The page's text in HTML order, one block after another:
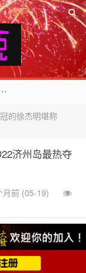
元现金和2张比赛门票
Bodog博狗投注最高送3888奖金 的徐杰明堪称
济州岛最热夺
月前 (05-19)